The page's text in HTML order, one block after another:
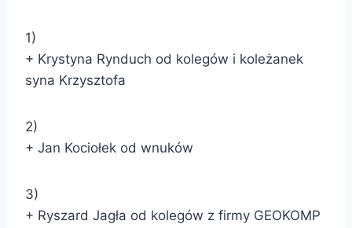
1)
+ Krystyna Rynduch od kolegów i koleżanek
syna Krzysztofa
2)
+ Jan Kociołek od wnuków
3)
+ Ryszard Jagła od kolegów z firmy GEOKOMP